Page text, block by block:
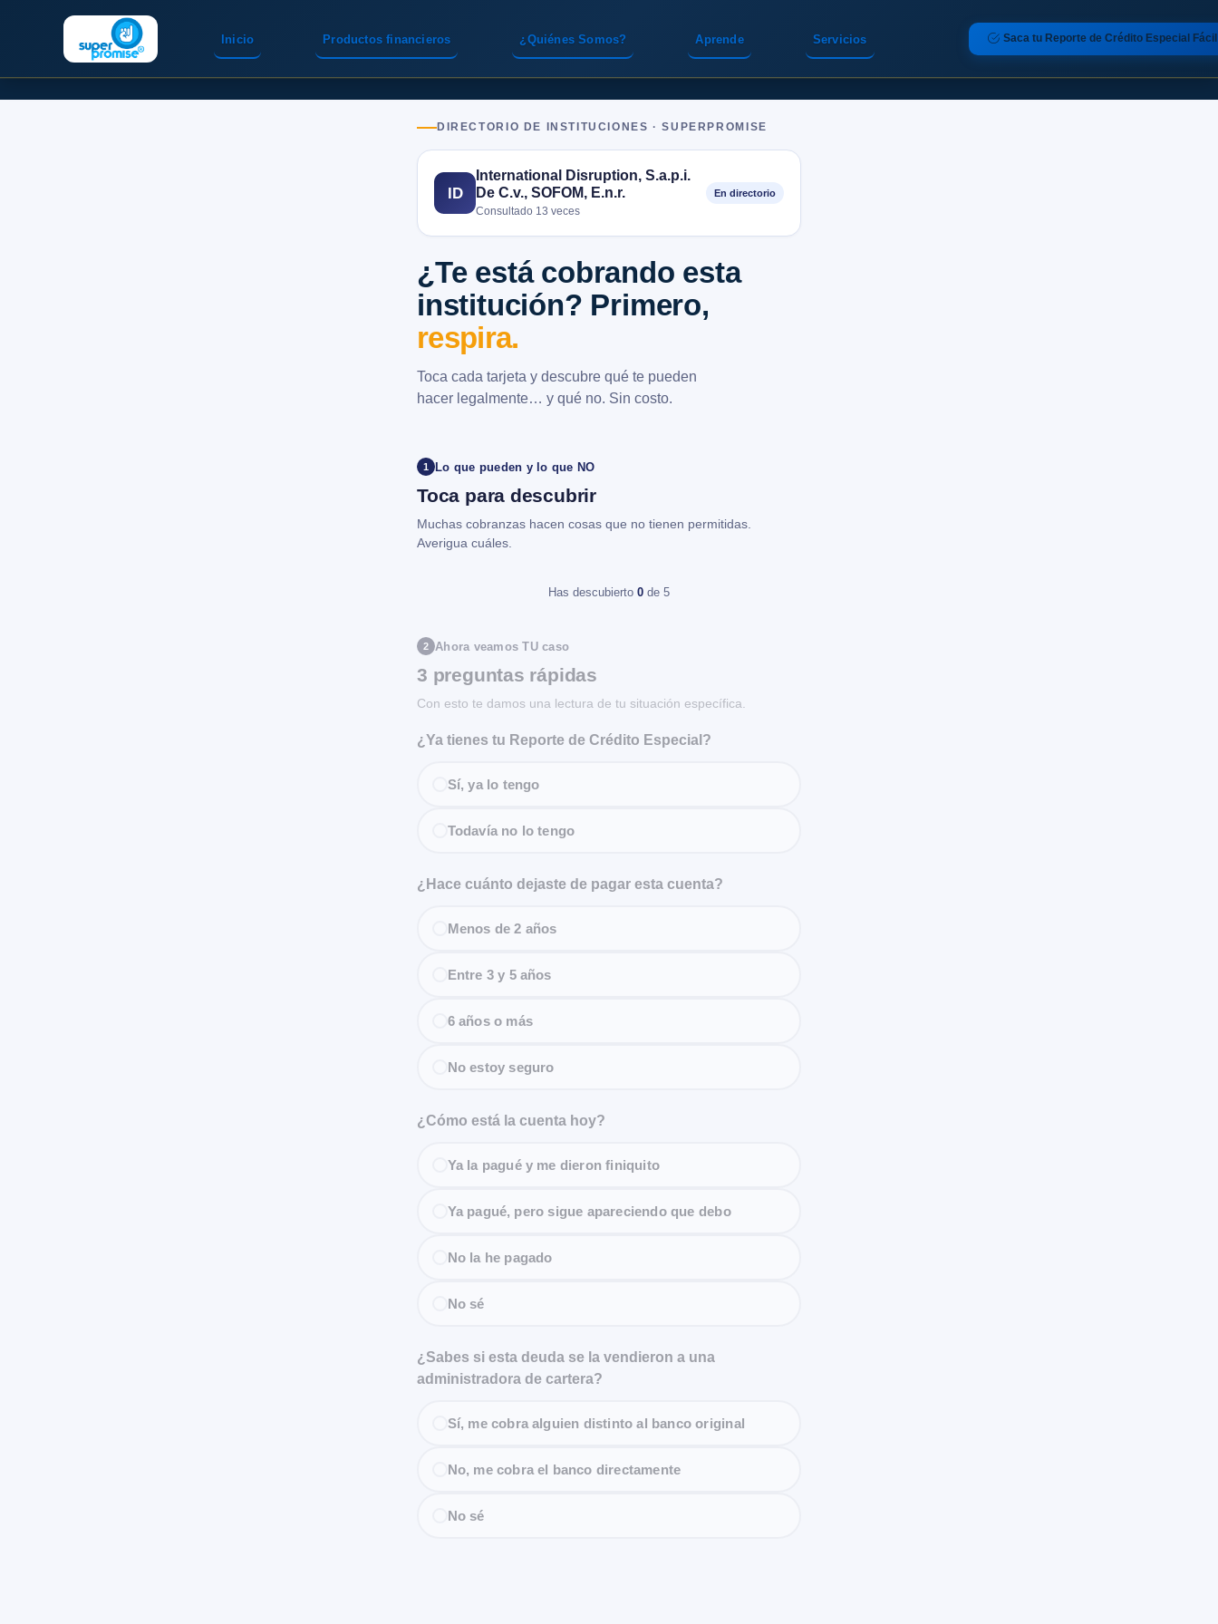
Inicio Servicios
Productos financieros ¿Quiénes Somos? Aprende Saca tu Reporte de Crédito Especial Fácil
DIRECTORIO DE INSTITUCIONES · SUPERPROMISE
ID
International Disruption, S.a.p.i.
De C.v., SOFOM, E.n.r.
Consultado 13 veces
En directorio
¿Te está cobrando esta
institución? Primero,
respira.
Toca cada tarjeta y descubre qué te pueden
hacer legalmente… y qué no. Sin costo.
1 Lo que pueden y lo que NO
Toca para descubrir
Muchas cobranzas hacen cosas que no tienen permitidas.
Averigua cuáles.
Has descubierto 0 de 5
2 Ahora veamos TU caso
3 preguntas rápidas
Con esto te damos una lectura de tu situación específica.
¿Ya tienes tu Reporte de Crédito Especial?
Sí, ya lo tengo
Todavía no lo tengo
¿Hace cuánto dejaste de pagar esta cuenta?
Menos de 2 años
Entre 3 y 5 años
6 años o más
No estoy seguro
¿Cómo está la cuenta hoy?
Ya la pagué y me dieron finiquito
Ya pagué, pero sigue apareciendo que debo
No la he pagado
No sé
¿Sabes si esta deuda se la vendieron a una
administradora de cartera?
Sí, me cobra alguien distinto al banco original
No, me cobra el banco directamente
No sé